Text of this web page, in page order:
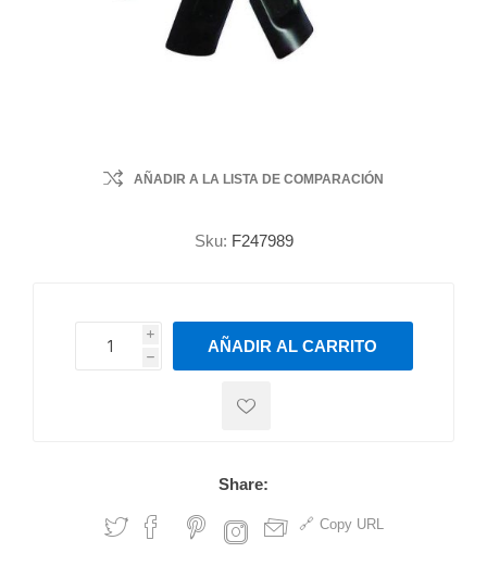
AÑADIR A LA LISTA DE COMPARACIÓN
Sku: F247989
i
h
h
AÑADIR AL CARRITO
Share:
Copy URL